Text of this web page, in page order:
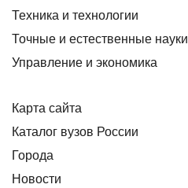
Техника и технологии
Точные и естественные науки
Управление и экономика
Карта сайта
Каталог вузов России
Города
Новости